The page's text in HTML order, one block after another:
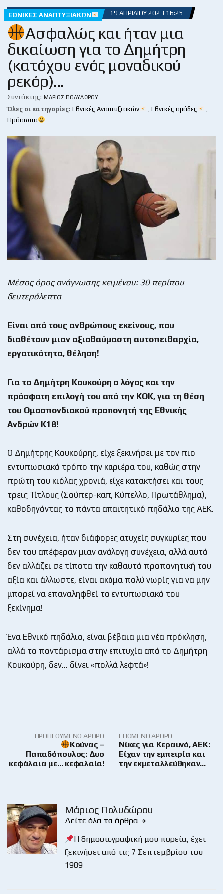
ΕΘΝΙΚΈΣ ΑΝΑΠΤΥΞΙΑΚΏΝ 19 ΑΠΡΙΛΊΟΥ 2023 16:25
Ασφαλώς και ήταν μια
δικαίωση για το Δημήτρη
(κατόχου ενός μοναδικού
ρεκόρ)…
Συντάκτης: ΜΆΡΙΟΣ ΠΟΛΥΔΏΡΟΥ
Όλες οι κατηγορίες: Εθνικές Αναπτυξιακών Εθνικές ομάδες
Πρόσωπα
Μέσος όρος ανάγνωσης κειμένου: 30 περίπου
δευτερόλεπτα
Είναι από τους ανθρώπους εκείνους, που
διαθέτουν μιαν αξιοθαύμαστη αυτοπειθαρχία,
εργατικότητα, θέληση!
Για το Δημήτρη Κουκούρη ο λόγος και την
πρόσφατη επιλογή του από την ΚΟΚ, για τη θέση
του Ομοσπονδιακού προπονητή της Εθνικής
Ανδρών Κ18!
Ο Δημήτρης Κουκούρης, είχε ξεκινήσει με τον πιο
εντυπωσιακό τρόπο την καριέρα του, καθώς στην
πρώτη του κιόλας χρονιά, είχε κατακτήσει και τους
τρεις Τίτλους (Σούπερ-καπ, Κύπελλο, Πρωτάθλημα),
καθοδηγόντας το πάντα απαιτητικό πηδάλιο της ΑΕΚ.
Στη συνέχεια, ήταν διάφορες ατυχείς συγκυρίες που
δεν του απέφεραν μιαν ανάλογη συνέχεια, αλλά αυτό
δεν αλλάζει σε τίποτα την καθαυτό προπονητική του
αξία και άλλωστε, είναι ακόμα πολύ νωρίς για να μην
μπορεί να επαναληφθεί το εντυπωσιακό του
ξεκίνημα!
Ένα Εθνικό πηδάλιο, είναι βέβαια μια νέα πρόκληση,
αλλά το ποντάρισμα στην επιτυχία από το Δημήτρη
Κουκούρη, δεν… δίνει «πολλά λεφτά»!
ΠΡΟΗΓΟΎΜΕΝΟ ΆΡΘΡΟ
Κούνας –
Παπαδόπουλος: Δυο
κεφάλαια με… κεφαλαία!
ΕΠΌΜΕΝΟ ΆΡΘΡΟ
Νίκες για Κεραυνό, ΑΕΚ:
Είχαν την εμπειρία και
την εκμεταλλεύθηκαν…
Μάριος Πολυδώρου
Δείτε όλα τα άρθρα
Η δημοσιογραφική μου πορεία, έχει
ξεκινήσει από τις 7 Σεπτεμβρίου του
1989